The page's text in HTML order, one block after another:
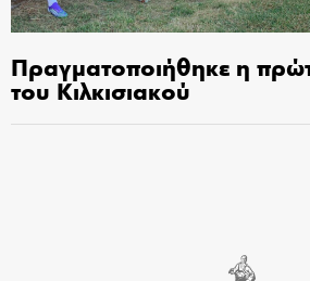
Πραγματοποιήθηκε η
του Κιλκισιακού